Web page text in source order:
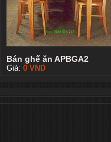
Bán ghế ăn APBGA2
Giá: 0 VND